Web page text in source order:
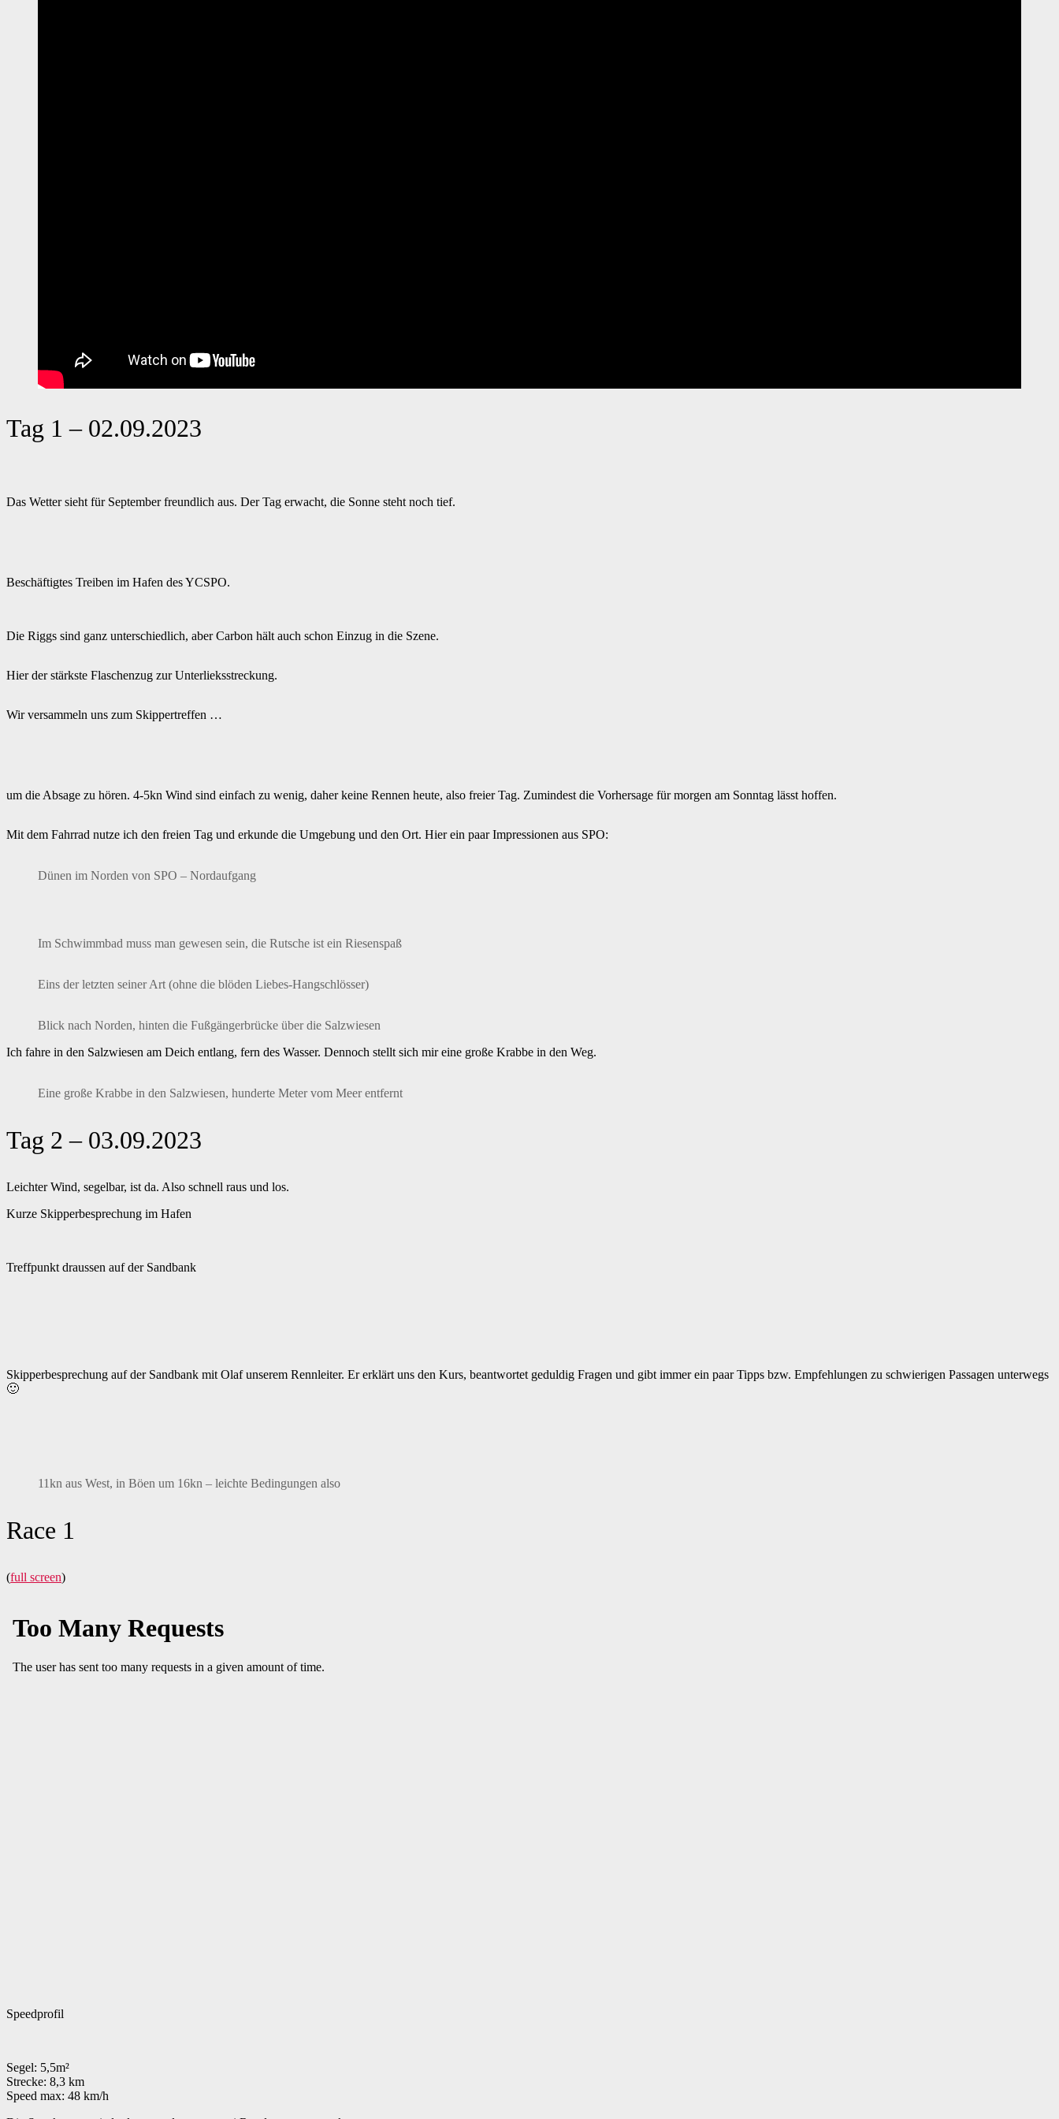
Tag 1 – 02.09.2023
Das Wetter sieht für September freundlich aus. Der Tag erwacht, die Sonne steht noch tief.
Beschäftigtes Treiben im Hafen des YCSPO.
Die Riggs sind ganz unterschiedlich, aber Carbon hält auch schon Einzug in die Szene.
Hier der stärkste Flaschenzug zur Unterlieksstreckung.
Wir versammeln uns zum Skippertreffen …
um die Absage zu hören. 4-5kn Wind sind einfach zu wenig, daher keine Rennen heute, also freier Tag. Zumindest die Vorhersage für morgen am Sonntag lässt hoffen.
Mit dem Fahrrad nutze ich den freien Tag und erkunde die Umgebung und den Ort. Hier ein paar Impressionen aus SPO:
Dünen im Norden von SPO – Nordaufgang
Im Schwimmbad muss man gewesen sein, die Rutsche ist ein Riesenspaß
Eins der letzten seiner Art (ohne die blöden Liebes-Hangschlösser)
Blick nach Norden, hinten die Fußgängerbrücke über die Salzwiesen
Ich fahre in den Salzwiesen am Deich entlang, fern des Wasser. Dennoch stellt sich mir eine große Krabbe in den Weg.
Eine große Krabbe in den Salzwiesen, hunderte Meter vom Meer entfernt
Tag 2 – 03.09.2023
Leichter Wind, segelbar, ist da. Also schnell raus und los.
Kurze Skipperbesprechung im Hafen
Treffpunkt draussen auf der Sandbank
Skipperbesprechung auf der Sandbank mit Olaf unserem Rennleiter. Er erklärt uns den Kurs, beantwortet geduldig Fragen und gibt immer ein paar Tipps bzw. Empfehlungen zu schwierigen Passagen unterwegs
🙂
11kn aus West, in Böen um 16kn – leichte Bedingungen also
Race 1
(full screen)
Speedprofil
Segel: 5,5m²
Strecke: 8,3 km
Speed max: 48 km/h